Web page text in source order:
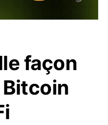
façon
Bitcoin